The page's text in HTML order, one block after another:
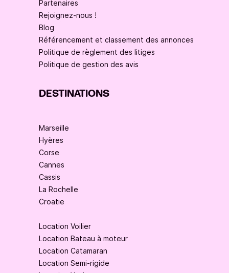
Partenaires
Rejoignez-nous !
Blog
Référencement et classement des annonces
Politique de règlement des litiges
Politique de gestion des avis
DESTINATIONS
Marseille
Hyères
Corse
Cannes
Cassis
La Rochelle
Croatie
Location Voilier
Location Bateau à moteur
Location Catamaran
Location Semi-rigide